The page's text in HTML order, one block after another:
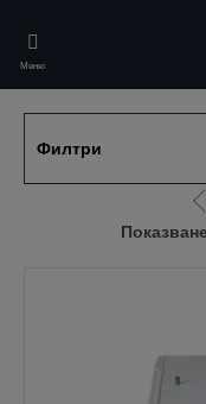
main
content
Меню
Филтри